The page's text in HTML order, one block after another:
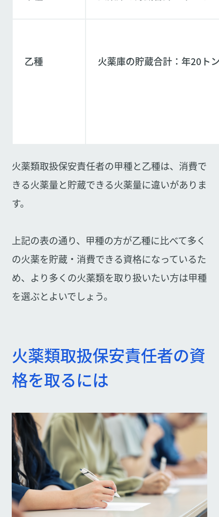
乙種 火薬庫の貯蔵合計：年20ト
火薬類取扱保安責任者の甲種と乙種は、消費で
きる火薬量と貯蔵できる火薬量に違いがありま
す。
上記の表の通り、甲種の方が乙種に比べて多く
の火薬を貯蔵・消費できる資格になっているた
め、より多くの火薬類を取り扱いたい方は甲種
を選ぶとよいでしょう。
火薬類取扱保安責任者の資
格を取るには